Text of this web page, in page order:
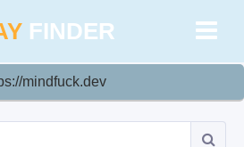
FINDER
mindfuck.dev